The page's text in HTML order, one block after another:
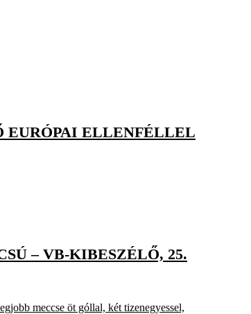
EURÓPAI ELLENFÉLLEL
– VB-KIBESZÉLŐ, 25.
meccse öt góllal, két tizenegyessel,